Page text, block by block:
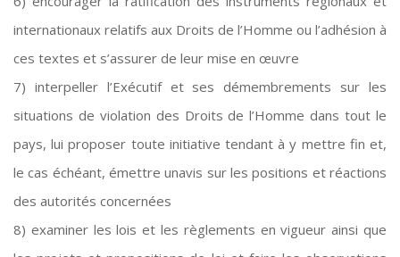
internationaux relatifs aux Droits de l’Homme ou l’adhésion à
ces textes et s’assurer de leur mise en œuvre
7) interpeller l’Exécutif et ses démembrements sur les
situations de violation des Droits de l’Homme dans tout le
pays, lui proposer toute initiative tendant à y mettre fin et,
le cas échéant, émettre unavis sur les positions et réactions
des autorités concernées
8) examiner les lois et les règlements en vigueur ainsi que